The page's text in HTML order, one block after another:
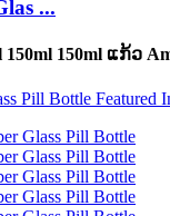
...
150ml ແກ້ວ